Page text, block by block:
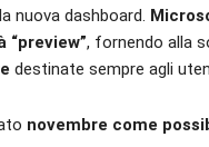
nuova dashboard.
, fornendo alla
destinate sempre agli
novembre come